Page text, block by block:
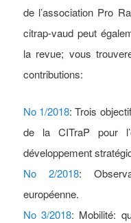
de l’association Pro
citrap-vaud peut
la revue; vous
contributions:
No 1/2018: Trois
de la CITraP pour
développement
No 2/2018:
européenne.
No 3/2018: Mobilité: